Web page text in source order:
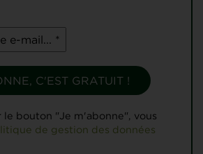
le bouton "Je m'abonne", vous
de gestion des données